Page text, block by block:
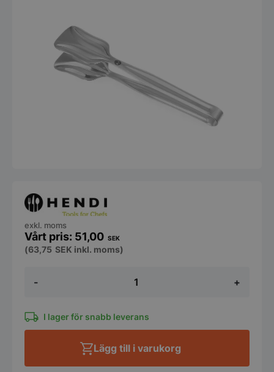
-
från
+
51,00 SEK
exkl. moms
(63,75 SEK inkl. moms)
I lager för snabb leverans
Lägg till i varukorg